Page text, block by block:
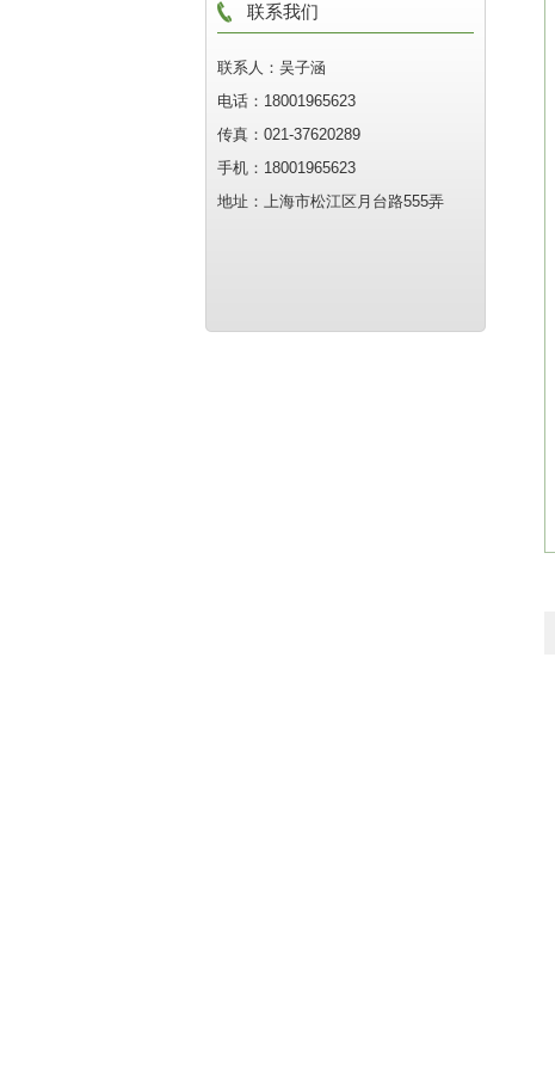
联系我们
联系人：吴子涵
电话：18001965623
传真：021-37620289
手机：18001965623
地址：上海市松江区月台路555弄